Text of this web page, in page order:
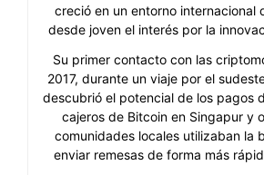
creció en un entorno internacional
desde joven el interés por la
Su primer contacto con las
2017, durante un viaje por el
descubrió el potencial de los pagos
cajeros de Bitcoin en Singapur y
comunidades locales utilizaban la
enviar remesas de forma más